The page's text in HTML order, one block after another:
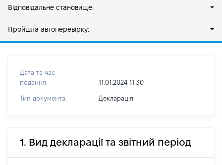
Відповідальне становище:
Пройшла автоперевірку:
Дата та час
подання:
11.01.2024 11:30
Тип документа: Декларація
1. Вид декларації та звітний період